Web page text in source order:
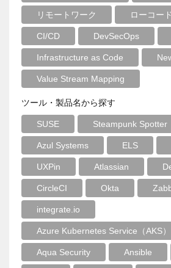
リモートワーク ローコー
CI/CD DevSecOps
Infrastructure as Code
Value Stream Mapping
ツール・製品名から探す
SUSE Steampunk Spotter
Azul Systems ELS
UXPin Atlassian
CircleCI Okta
integrate.io
Azure Kubernetes Service（AKS）
Aqua Security Ansible